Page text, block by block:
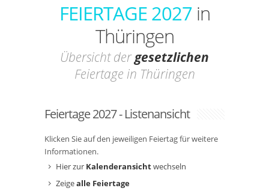
FEIERTAGE 2027in
Thüringen
Übersicht dergesetzlichen
Feiertage in Thüringen
Feiertage 2027 - Listenansicht
Klicken Sie auf den jeweiligen Feiertag für weitere
Informationen.
Hier zur Kalenderansichtwechseln
Zeigealle Feiertage